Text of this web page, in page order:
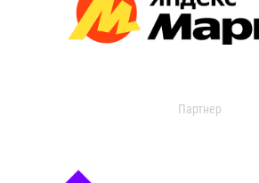
Партнер